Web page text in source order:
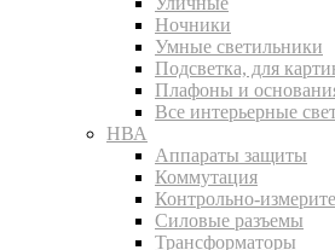
Ночники
Умные светильники
Подсветка, для
Плафоны и
Все интерьерные
НВА
Аппараты защиты
Коммутация
Контрольно-
Силовые разъемы
Трансформаторы